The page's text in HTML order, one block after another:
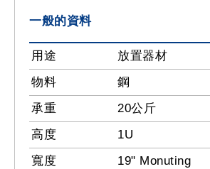
一般的資料
用途
放置器材
物料
鋼
承重
20公斤
高度
1U
寬度
19" Monuting